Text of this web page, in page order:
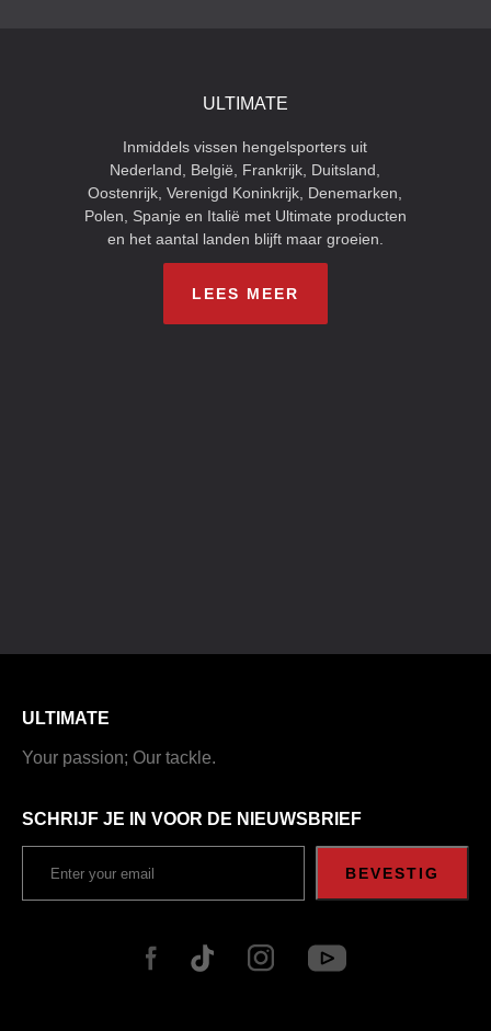
ULTIMATE
Inmiddels vissen hengelsporters uit
Nederland, België, Frankrijk, Duitsland,
Oostenrijk, Verenigd Koninkrijk, Denemarken,
Polen, Spanje en Italië met Ultimate producten
en het aantal landen blijft maar groeien.
LEES MEER
ULTIMATE
Your passion; Our tackle.
SCHRIJF JE IN VOOR DE NIEUWSBRIEF
BEVESTIG